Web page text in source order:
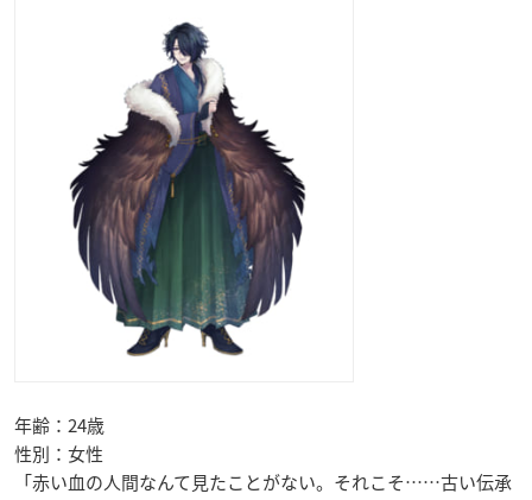
年齢：24歳
性別：女性
「赤い血の人間なんて見たことがない。それこそ……古い伝承